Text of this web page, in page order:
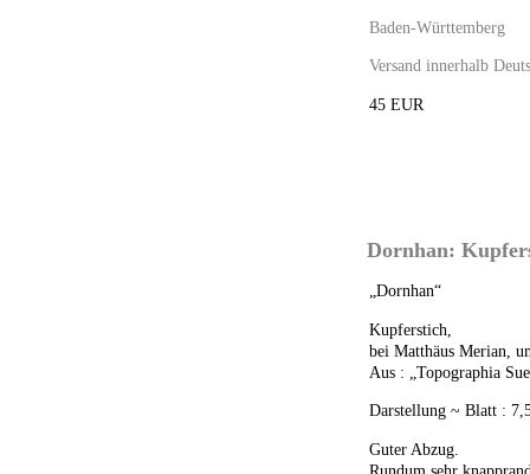
Baden-Württemberg
Versand innerhalb
45 EUR
Dornhan:
„Dornhan“
Kupferstich,
bei Matthäus Merian,
Aus : „Topographia
Darstellung ~ Blatt :
Guter Abzug.
Rundum sehr